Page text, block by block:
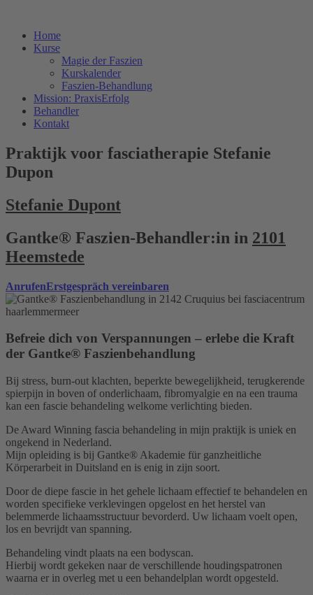
Home
Kurse
Magie der Faszien
Kurskalender
Faszien-Behandlung
Mission: PraxisErfolg
Behandler
Kontakt
Praktijk voor fasciatherapie Stefanie
Dupon
Stefanie Dupont
Gantke® Faszien-Behandler:in in 2101
Heemstede
AnrufenErstgespräch vereinbaren
Befreie dich von Verspannungen – erlebe die Kraft
der Gantke® Faszienbehandlung
Bij stress, burn-out klachten, beperkte bewegelijkheid, terugkerende
spierpijn in boven of onderlichaam, fibromyalgie en na een trauma
kan een fascie behandeling welkome verlichting bieden.
De Award Winning fascia behandeling in mijn praktijk is uniek en
ongekend in Nederland.
Mijn opleiding is bij Gantke® Akademie für ganzheitliche
Körperarbeit in Duitsland en is enig in zijn soort.
Door de diepe fascie in het gehele lichaam effectief te behandelen en
worden specifieke verklevingen opgelost en het herstel van
belemmerde lichaamsstructuur bevorderd. Uw lichaam voelt open,
los en bevrijdt van spanning.
Behandeling vindt plaats na een bodyscan.
Hierbij wordt gekeken naar de verschillende houdingspatronen
waarna er in overleg met u een behandelplan wordt opgesteld.